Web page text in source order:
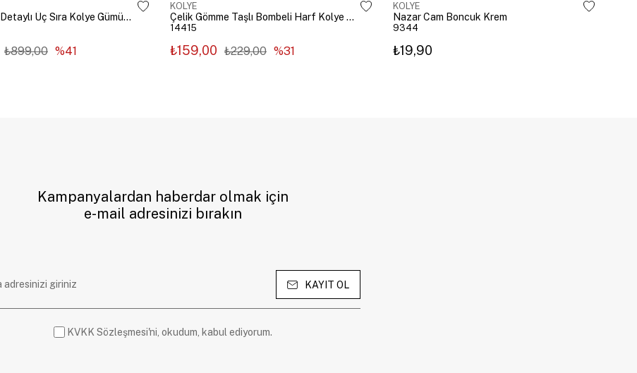
Çelik Zincir Detaylı Üç Sıra Kolye Gümüş Renk
₺899,00 %41
KOLYE
Çelik Gömme Taşlı Bombeli Harf Kolye Gümüş
14415
₺159,00 ₺229,00 %31
KOLYE
Nazar Cam Boncuk Krem
9344
₺19,90
Kampanyalardan haberdar olmak için
e-mail adresinizi bırakın
KAYIT OL
KVKK Sözleşmesi'ni, okudum, kabul ediyorum.